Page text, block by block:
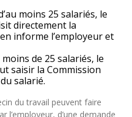
moins 25 salariés, le
directement la
informe l’employeur et
de 25 salariés, le
saisir la Commission
salarié.
du travail peuvent faire
l’employeur, d’une demande